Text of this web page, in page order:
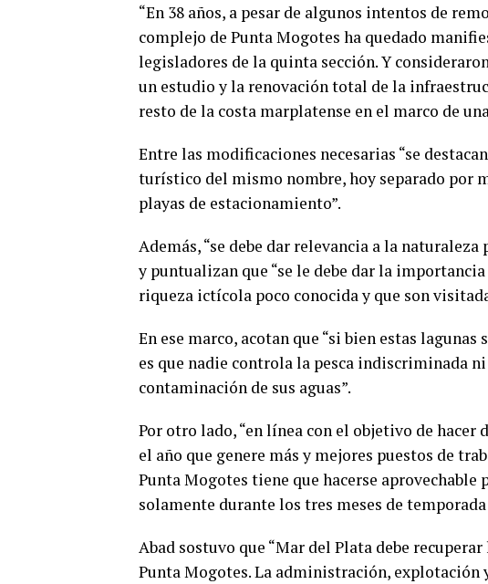
“En 38 años, a pesar de algunos intentos de
complejo de Punta Mogotes ha quedado
legisladores de la quinta sección. Y
un estudio y la renovación total de la
resto de la costa marplatense en el marco de
Entre las modificaciones necesarias “se
turístico del mismo nombre, hoy separado por
playas de estacionamiento”.
Además, “se debe dar relevancia a la
y puntualizan que “se le debe dar la
riqueza ictícola poco conocida y que son
En ese marco, acotan que “si bien estas
es que nadie controla la pesca indiscriminada
contaminación de sus aguas”.
Por otro lado, “en línea con el objetivo de
el año que genere más y mejores puestos de
Punta Mogotes tiene que hacerse
solamente durante los tres meses de
Abad sostuvo que “Mar del Plata debe
Punta Mogotes. La administración, explotación